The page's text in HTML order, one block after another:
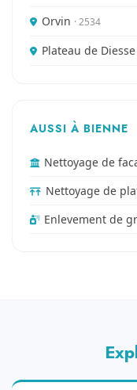
Orvin · 2534
Plateau de Diesse
AUSSI À BIENNE
Nettoyage de
Nettoyage de
Enlevement de